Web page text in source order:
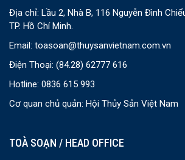
Địa chỉ: Lầu 2, Nhà B, 116 Nguyễn Đình
TP. Hồ Chí Minh.
Email: toasoan@thuysanvietnam.com.vn
Điện Thoại: (84.28) 62777 616
Hotline: 0836 615 993
Cơ quan chủ quản: Hội Thủy Sản Việt Nam
TOÀ SOẠN / HEAD OFFICE